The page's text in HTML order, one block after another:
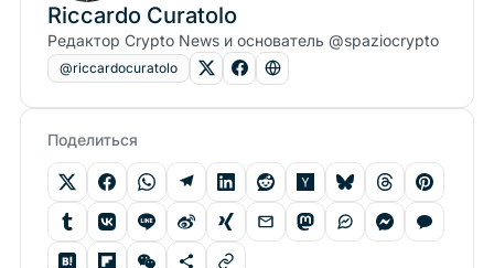
Riccardo Curatolo
Редактор Crypto News и основатель @spaziocrypto
@riccardocuratolo
Поделиться